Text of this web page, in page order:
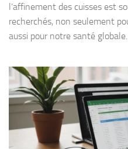
l’affinement des cuisses est
recherchés, non seulement
aussi pour notre santé